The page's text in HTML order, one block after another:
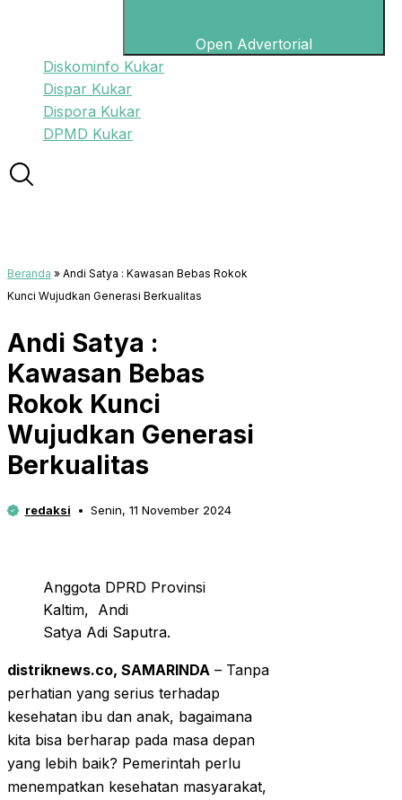
Open Advertorial
Diskominfo Kukar
Dispar Kukar
Dispora Kukar
DPMD Kukar
Beranda » Andi Satya : Kawasan Bebas Rokok
Kunci Wujudkan Generasi Berkualitas
Andi Satya :
Kawasan Bebas
Rokok Kunci
Wujudkan Generasi
Berkualitas
redaksi Senin, 11 November 2024
Anggota DPRD Provinsi
Kaltim, Andi
Satya Adi Saputra.
distriknews.co, SAMARINDA – Tanpa
perhatian yang serius terhadap
kesehatan ibu dan anak, bagaimana
kita bisa berharap pada masa depan
yang lebih baik? Pemerintah perlu
menempatkan kesehatan masyarakat,